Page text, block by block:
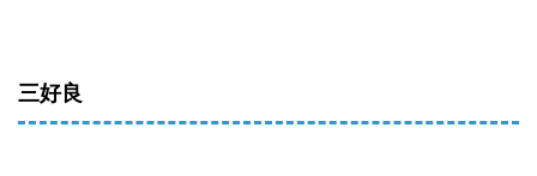
三好良